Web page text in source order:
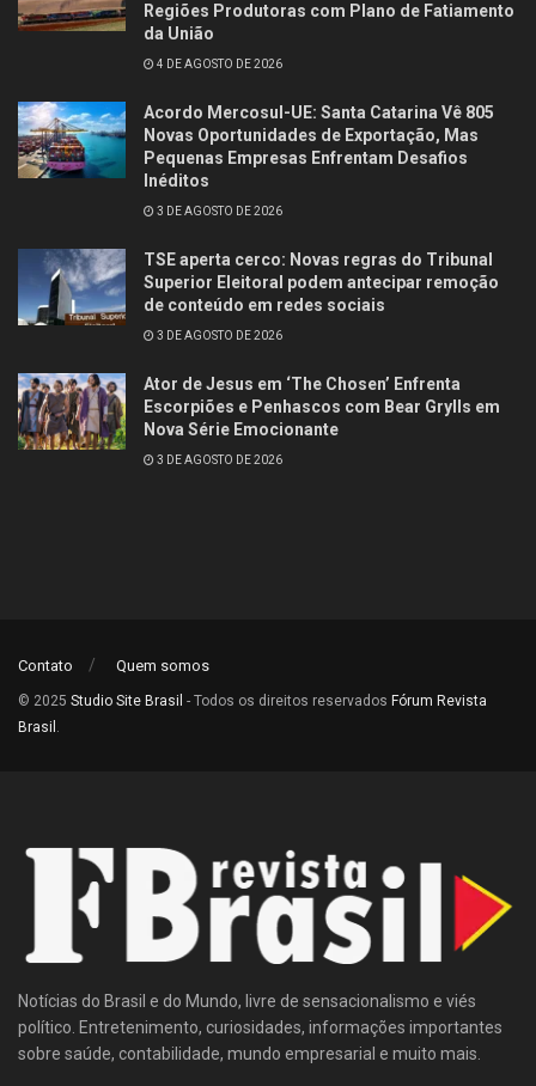
Regiões Produtoras com Plano de Fatiamento
da União
4 DE AGOSTO DE 2026
Acordo Mercosul-UE: Santa Catarina Vê 805
Novas Oportunidades de Exportação, Mas
Pequenas Empresas Enfrentam Desafios
Inéditos
3 DE AGOSTO DE 2026
TSE aperta cerco: Novas regras do Tribunal
Superior Eleitoral podem antecipar remoção
de conteúdo em redes sociais
3 DE AGOSTO DE 2026
Ator de Jesus em ‘The Chosen’ Enfrenta
Escorpiões e Penhascos com Bear Grylls em
Nova Série Emocionante
3 DE AGOSTO DE 2026
Contato Quem somos
© 2025 Studio Site Brasil - Todos os direitos reservados Fórum Revista
Brasil .
Notícias do Brasil e do Mundo, livre de sensacionalismo e viés
político. Entretenimento, curiosidades, informações importantes
sobre saúde, contabilidade, mundo empresarial e muito mais.